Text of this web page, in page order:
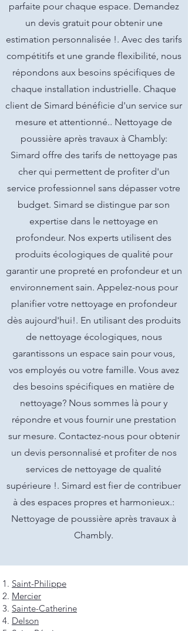
parfaite pour chaque espace. Demandez
un devis gratuit pour obtenir une
estimation personnalisée !. Avec des tarifs
compétitifs et une grande flexibilité, nous
répondons aux besoins spécifiques de
chaque installation industrielle. Chaque
client de Simard bénéficie d'un service sur
mesure et attentionné.. Nettoyage de
poussière après travaux à Chambly:
Simard offre des tarifs de nettoyage pas
cher qui permettent de profiter d'un
service professionnel sans dépasser votre
budget. Simard se distingue par son
expertise dans le nettoyage en
profondeur. Nos experts utilisent des
produits écologiques de qualité pour
garantir une propreté en profondeur et un
environnement sain. Appelez-nous pour
planifier votre nettoyage en profondeur
dès aujourd'hui!. En utilisant des produits
de nettoyage écologiques, nous
garantissons un espace sain pour vous,
vos employés ou votre famille. Vous avez
des besoins spécifiques en matière de
nettoyage? Nous sommes là pour y
répondre et vous fournir une prestation
sur mesure. Contactez-nous pour obtenir
un devis personnalisé et profiter de nos
services de nettoyage de qualité
supérieure !. Simard est fier de contribuer
à des espaces propres et harmonieux.:
Nettoyage de poussière après travaux à
Chambly.
Saint-Philippe
Mercier
Sainte-Catherine
Delson